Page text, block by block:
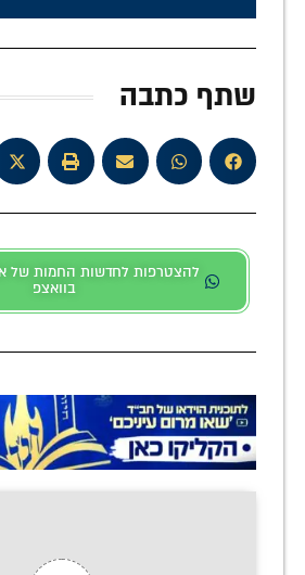
שתף כתבה
להצטרפות לחדשות החמות של
בוואצפ